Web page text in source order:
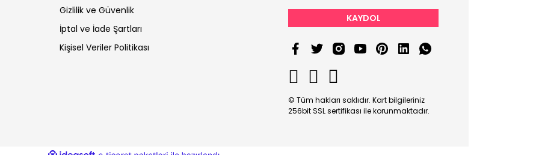
Gizlilik ve Güvenlik
İptal ve İade Şartları
Kişisel Veriler Politikası
KAYDOL
© Tüm hakları saklıdır. Kart bilgileriniz
256bit SSL sertifikası ile korunmaktadır.